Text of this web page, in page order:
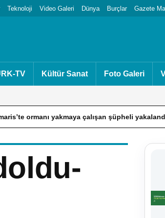
Teknoloji Video Galeri Dünya Burçlar Gazete
TV Kültür Sanat Foto Galeri
yakmaya çalışan şüpheli yakalandı